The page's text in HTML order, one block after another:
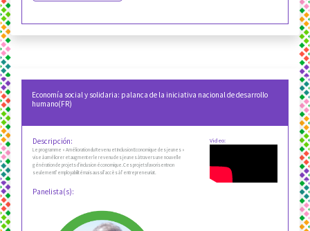
Economía social y solidaria: palanca de la iniciativa nacional de desarrollo
humano(FR)
Descripción:
Le programme « Amélioration du Revenu et Inclusion Economique des jeunes »
vise à améliorer et augmenter le revenu des jeunes à travers une nouvelle
génération de projets d’inclusion économique.Ces projetsfavorisentnon
seulementl’employabilitémais aussil’accès à l’entrepreneuriat.
Panelista(s):
Video: